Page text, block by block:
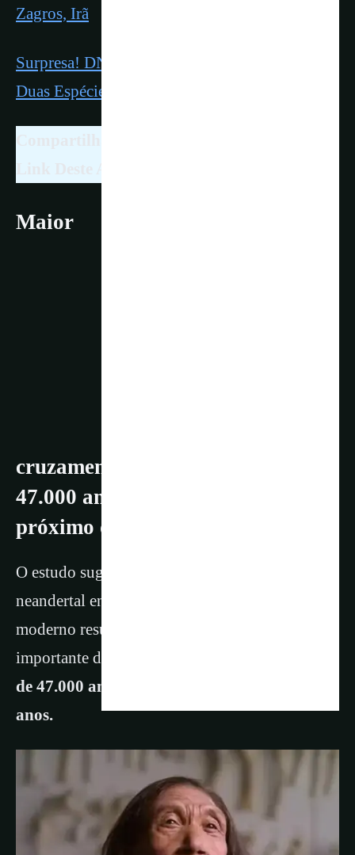
Zagros, Irã
Surpresa! DNA Neandertal Revela Que Havia
Duas Espécies
Maior
cruzamento genético ocorreu há
47.000 anos, durou 6.800 anos,
próximo da suposta extinção
O estudo sugere que a maior parte do DNA
neandertal encontrado no genoma humano
moderno resultou de um único período
importante de cruzamentos,
de 47.000 anos, que durou cerca de 6.800
anos.